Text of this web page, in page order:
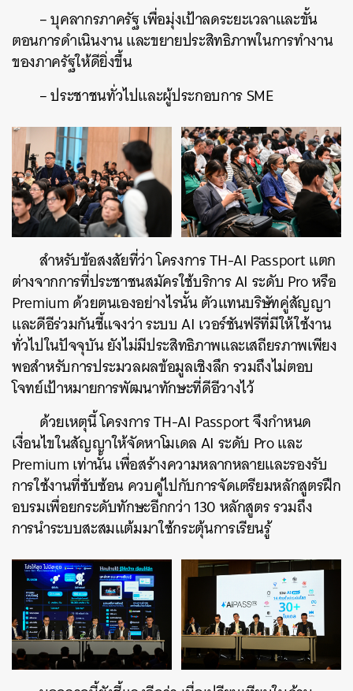
– บุคลากรภาครัฐ เพื่อมุ่งเป้าลดระยะเวลาและขั้น
ตอนการดำเนินงาน และขยายประสิทธิภาพในการทำงาน
ของภาครัฐให้ดียิ่งขึ้น
– ประชาชนทั่วไปและผู้ประกอบการ SME
สำหรับข้อสงสัยที่ว่า โครงการ TH-AI Passport แตก
ต่างจากการที่ประชาชนสมัครใช้บริการ AI ระดับ Pro หรือ
Premium ด้วยตนเองอย่างไรนั้น ตัวแทนบริษัทคู่สัญญา
และดีอีร่วมกันชี้แจงว่า ระบบ AI เวอร์ชันฟรีที่มีให้ใช้งาน
ทั่วไปในปัจจุบัน ยังไม่มีประสิทธิภาพและเสถียรภาพเพียง
พอสำหรับการประมวลผลข้อมูลเชิงลึก รวมถึงไม่ตอบ
โจทย์เป้าหมายการพัฒนาทักษะที่ดีอีวางไว้
ด้วยเหตุนี้ โครงการ TH-AI Passport จึงกำหนด
เงื่อนไขในสัญญาให้จัดหาโมเดล AI ระดับ Pro และ
Premium เท่านั้น เพื่อสร้างความหลากหลายและรองรับ
การใช้งานที่ซับซ้อน ควบคู่ไปกับการจัดเตรียมหลักสูตรฝึก
อบรมเพื่อยกระดับทักษะอีกกว่า 130 หลักสูตร รวมถึง
การนำระบบสะสมแต้มมาใช้กระตุ้นการเรียนรู้